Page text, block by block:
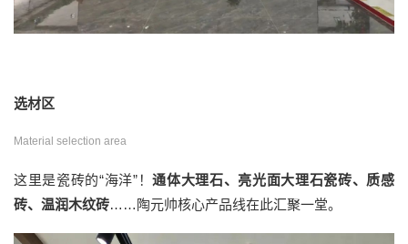
选材区
Material selection area
这里是瓷砖的“海洋”！通体大理石、亮光面大理石瓷砖、质感
砖、温润木纹砖……陶元帅核心产品线在此汇聚一堂。